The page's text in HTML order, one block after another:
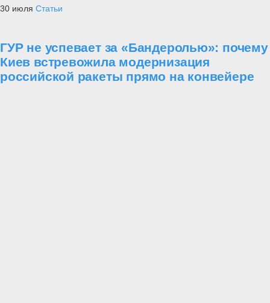
30 июля Статьи
ГУР не успевает за «Бандеролью»: почему
Киев встревожила модернизация
российской ракеты прямо на конвейере